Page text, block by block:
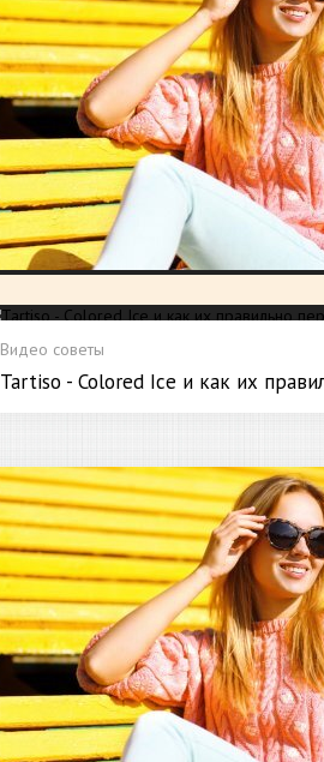
Видео советы
Tartiso - Colored Ice и как их